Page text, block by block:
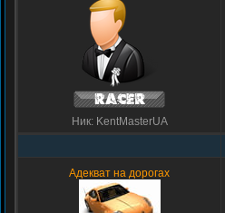
Ник: KentMasterUA
Адекват на дорогах